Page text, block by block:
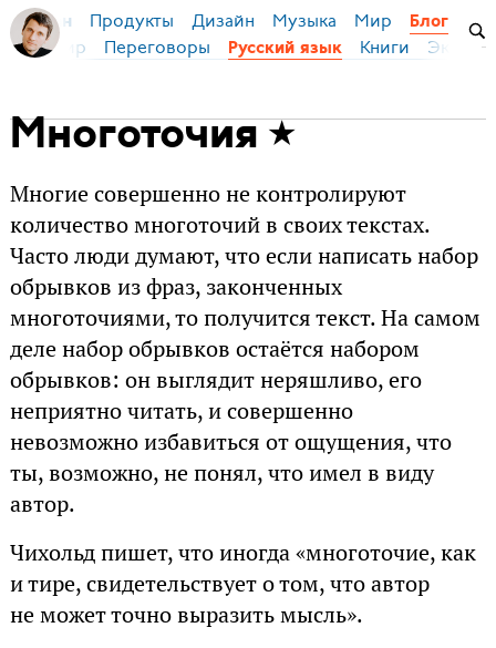
Бирман Продукты Дизайн Музыка Мир Блог
Мир Переговоры Русский язык Книги
Многоточия
Многие совершенно не контролируют
количество многоточий в своих текстах.
Часто люди думают, что если написать набор
обрывков из фраз, законченных
многоточиями, то получится текст. На самом
деле набор обрывков остаётся набором
обрывков: он выглядит неряшливо, его
неприятно читать, и совершенно
невозможно избавиться от ощущения, что
ты, возможно, не понял, что имел в виду
автор.
Чихольд пишет, что иногда «многоточие, как
и тире, свидетельствует о том, что автор
не может точно выразить мысль».